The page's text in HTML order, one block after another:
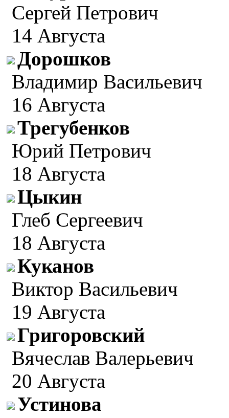
Сергей Петрович
14 Августа
Дорошков
Владимир Васильевич
16 Августа
Трегубенков
Юрий Петрович
18 Августа
Цыкин
Глеб Сергеевич
18 Августа
Куканов
Виктор Васильевич
19 Августа
Григоровский
Вячеслав Валерьевич
20 Августа
Устинова